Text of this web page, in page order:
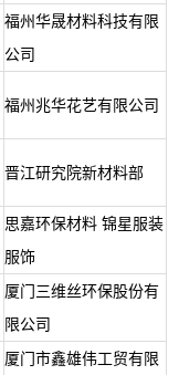
福州华晟材料科技有限
公司
福州兆华花艺有限公司
晋江研究院新材料部
思嘉环保材料 锦星服装
服饰
厦门三维丝环保股份有
限公司
厦门市鑫雄伟工贸有限